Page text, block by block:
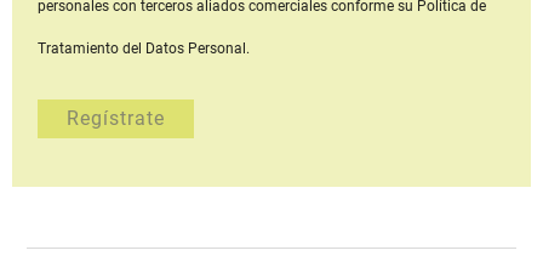
personales con terceros aliados comerciales conforme su Política de
Tratamiento del Datos Personal.